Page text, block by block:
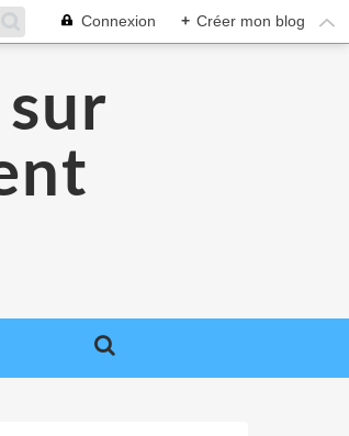
Connexion + Créer mon blog